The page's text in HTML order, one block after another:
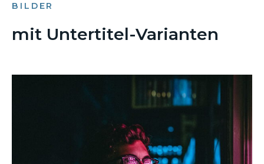
BILDER
mit Untertitel-Varianten